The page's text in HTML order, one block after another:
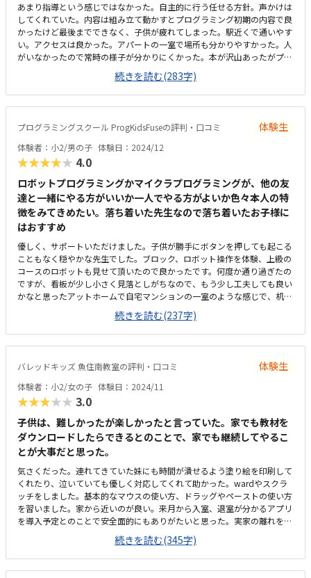
あまり指導という感じではなかった。自主的に行う任せる方針。声かけは
してくれていた。内容は組み立て動かすとプログラミング初期の内容で良
かったけど最後までできなく、子供が疲れてしまった。駅近くで通いやす
い。アクセスは良かった。アパートの一室で場所も分かりやすかった。人
がいなかったので常時の様子が分かりにくかった。本が沢山あったがプロ
グラミングとは関係ないものも多かった。プログラミング教室としては妥
当な回数料金だと思う。内容もパンフレットをみて理解しやすかった。実
際組み立て動かす内容は子供が楽しそうだった。すぐ正解を教えるのでは
なく試行錯誤していたので勉強になった。
続きを読む(283字)
プログラミングスクール ProgKidsFuseの評判・口コミ 体験生
体験者：小2/男の子 体験日：2024/12
★★★★★ 4.0
ロボットプログラミングかマイクラプログラミングが、他の友
達と一緒にやる方がいいか一人でやる方がよいか色々本人の特
徴をみてきめたい。落ち着いた先生なので落ち着いたお子様に
はおすすめ
優しく、サポートいただけました。子供が勝手にボタンを押しても起こる
こともなく穏やかな先生でした。ブロック、ロボット操作を体験、上級の
コースのロボットも見せて頂いたので良かったです。何度か通り過ぎたの
ですが、看板が少し小さく見落としがちなので、もう少し工夫しても良い
かなと思ったアットホームで自宅マンションの一室のような感じで、机の
上にパソコンが置かれていてサンプルな感じ月2回で9000円は少し高いな
と感じたが、90分なので仕方ないかもとは思った。できれば毎週で12000
位
続きを読む(237字)
バレッドキッズ 魚住南教室の評判・口コミ 体験生
体験者：小2/女の子 体験日：2024/11
★★★★★ 3.0
子供は、難しかったが楽しかったと言っていた。家でも教材を
ダウンロードしたらできるとのことで、家でも継続してやるこ
とが大事だと思った。
気さくだった。連れてきていた妹にも時間が潰せるよう塗り絵を印刷して
くれたり、泣いていても優しく対応してくれて助かった。wardやスクラ
ッチをしました。基本的なマウスの使い方、ドラッグやペーストの使い方
を習いました。家から近いのが良い。来月から入室、退室が分かるアプリ
を導入予定とのことで安全面的にもありがたいと思った。実家の離れを使
っているとのこと。５名まで入室可とのこと。ヘッドフォンがいくつかあ
り、集中できる環境もあった。週1回で約1万円。振替はLINEでの可能との
こと。費用は低学年を考慮してもやや高いと思った。低学年から、試験に
挑んだりしてモチベーションの持続が出来ると思った。この学年だからこ
続きを読む(345字)